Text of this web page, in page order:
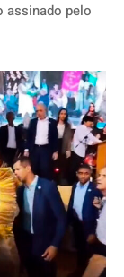
assinado pelo